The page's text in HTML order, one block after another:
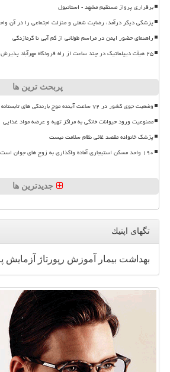
برقراری پرواز مستقیم مشهد - استانبول
پزشکی دیگر درآمد، رضایت شغلی و منزلت اجتماعی را در آن
راهنمای حضور ایمن در مراسم طولانی از کم آبی تا گرمازدگی
۲۵ هیأت دیپلماتیک در چند ساعت از راه فرودگاه مهرآباد پذیرش شدند
پربحث ترین ها
وضعیت جوی کشور در ۷۲ ساعت آینده موج بارندگی های تابستانه در راه ۱۱ استان
ممنوعیت ورود حیوانات خانگی به مراکز تهیه و عرضه مواد غذایی
پزشک خانواده مقصد غائی نظام سلامت نیست
۱۹۰ واحد مسکن استیجاری آماده واگذاری به زوج های جوان است
جدیدترین ها
تگهای اپتیك
بهداشت بیمار آموزش رپورتاژ آزمایش